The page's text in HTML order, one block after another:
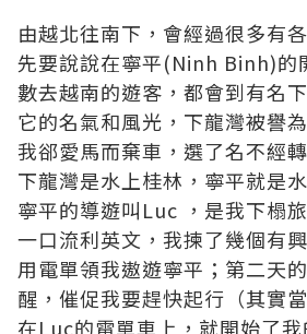
由越北往南下，會經過很多有
先要說說在寧平(Ninh Binh)的
數去越南的遊客，都會到有名
它的名氣和風光，下龍灣被譽
我郤愛馬而棄車，選了名不經
下龍灣是水上桂林，寧平就是
寧平的導遊叫Luc ，是我下榻
一口流利英文，我揀了幾個有
用電單領我遨遊寧平；第二天
醒，催促我要趕快起行（其實
在Luc的電單車上，就開始了